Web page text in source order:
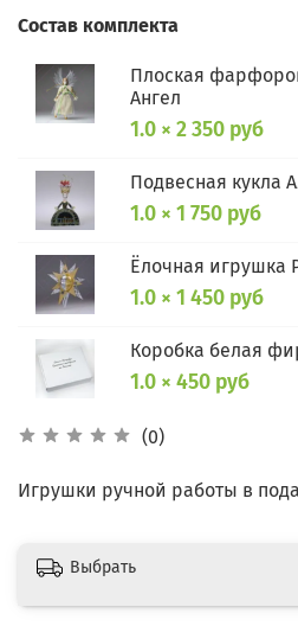
(0)
Состав комплекта
Плоская
Ангел
1.0 × 2 350 руб
Подвесная кукла
1.0 × 1 750 руб
Ёлочная игрушка
1.0 × 1 450 руб
Коробка белая
1.0 × 450 руб
Игрушки ручной работы в
Выбрать